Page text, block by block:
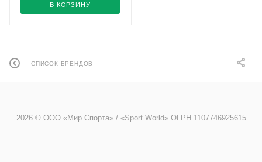
В КОРЗИНУ
СПИСОК БРЕНДОВ
2026 © ООО «Мир Спорта» / «Sport World» ОГРН 1107746925615